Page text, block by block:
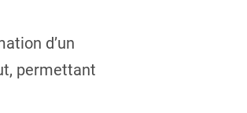
d’un
permettant